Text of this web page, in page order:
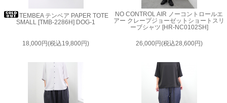
TEMBEA テンベア PAPER TOTE
SMALL [TMB-2286H] DOG-1
18,000円(税込19,800円)
NO CONTROL AIR ノーコントロールエ
アー クレープジョーゼットショートスリ
ーブシャツ [HR-NC0102SH]
26,000円(税込28,600円)